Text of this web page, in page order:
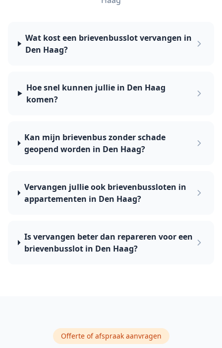
Wat kost een brievenbusslot vervangen in
Den Haag?
Hoe snel kunnen jullie in Den Haag
komen?
Kan mijn brievenbus zonder schade
geopend worden in Den Haag?
Vervangen jullie ook brievenbussloten in
appartementen in Den Haag?
Is vervangen beter dan repareren voor een
brievenbusslot in Den Haag?
Offerte of afspraak aanvragen